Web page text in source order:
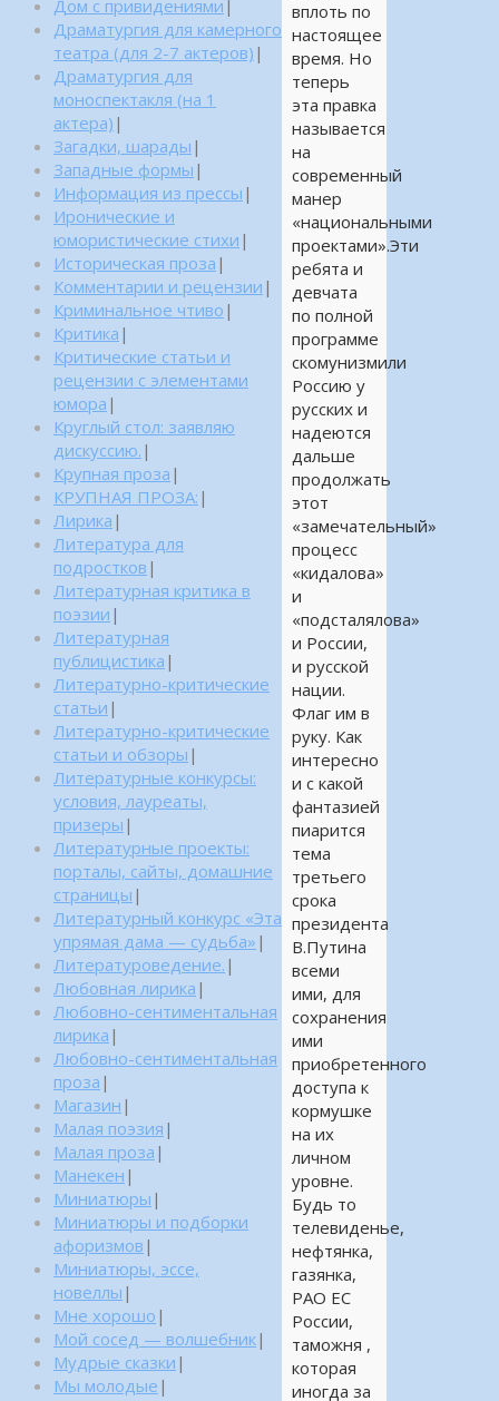
вплоть по
настоящее
время. Но
теперь
эта правка
называется
на
современный
манер
«национальными
проектами».Эти
ребята и
девчата
по полной
программе
скомунизмили
Россию у
русских и
надеются
дальше
продолжать
этот
«замечательный»
процесс
«кидалова»
и
«подсталялова»
и России,
и русской
нации.
Флаг им в
руку. Как
интересно
и с какой
фантазией
пиарится
тема
третьего
срока
президента
В.Путина
всеми
ими, для
сохранения
ими
приобретенного
доступа к
кормушке
на их
личном
уровне.
Будь то
телевиденье,
нефтянка,
газянка,
РАО ЕС
России,
таможня ,
которая
иногда за
Дом с привидениями |
Драматургия для камерного
театра (для 2-7 актеров) |
Драматургия для
моноспектакля (на 1
актера) |
Загадки, шарады |
Западные формы |
Информация из прессы |
Иронические и
юмористические стихи |
Историческая проза |
Комментарии и рецензии |
Криминальное чтиво |
Критика |
Критические статьи и
рецензии с элементами
юмора |
Круглый стол: заявляю
дискуссию. |
Крупная проза |
КРУПНАЯ ПРОЗА: |
Лирика |
Литература для
подростков |
Литературная критика в
поэзии |
Литературная
публицистика |
Литературно-критические
статьи |
Литературно-критические
статьи и обзоры |
Литературные конкурсы:
условия, лауреаты,
призеры |
Литературные проекты:
порталы, сайты, домашние
страницы |
Литературный конкурс «Эта
упрямая дама — судьба» |
Литературоведение. |
Любовная лирика |
Любовно-сентиментальная
лирика |
Любовно-сентиментальная
проза |
Магазин |
Малая поэзия |
Малая проза |
Манекен |
Миниатюры |
Миниатюры и подборки
афоризмов |
Миниатюры, эссе,
новеллы |
Мне хорошо |
Мой сосед — волшебник|
Мудрые сказки |
Мы молодые |